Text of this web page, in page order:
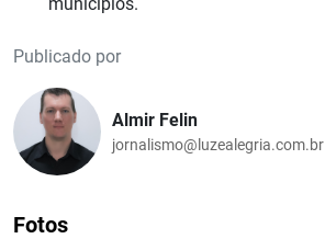
Publicado por
Almir Felin
jornalismo@luzealegria.com.br
Fotos